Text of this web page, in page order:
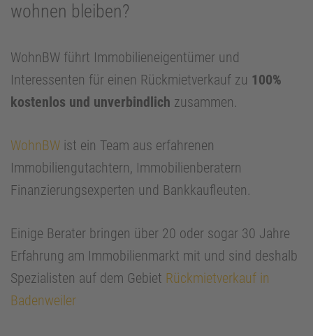
wohnen bleiben?
WohnBW führt Immobilieneigentümer und
Interessenten für einen Rückmietverkauf zu 100%
kostenlos und unverbindlich zusammen.
WohnBW ist ein Team aus erfahrenen
Immobiliengutachtern, Immobilienberatern
Finanzierungsexperten und Bankkaufleuten.
Einige Berater bringen über 20 oder sogar 30 Jahre
Erfahrung am Immobilienmarkt mit und sind deshalb
Spezialisten auf dem Gebiet Rückmietverkauf in
Badenweiler